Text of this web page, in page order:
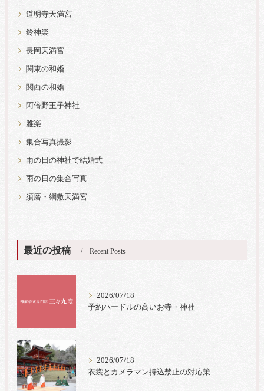
道明寺天満宮
鈴神楽
長岡天満宮
関東の和婚
関西の和婚
阿倍野王子神社
雅楽
集合写真撮影
雨の日の神社で結婚式
雨の日の集合写真
須磨・綱敷天満宮
最近の投稿 Recent Posts
2026/07/18
予約ハードルの高いお寺・神社
2026/07/18
衣裳とカメラマン持込禁止の対応策